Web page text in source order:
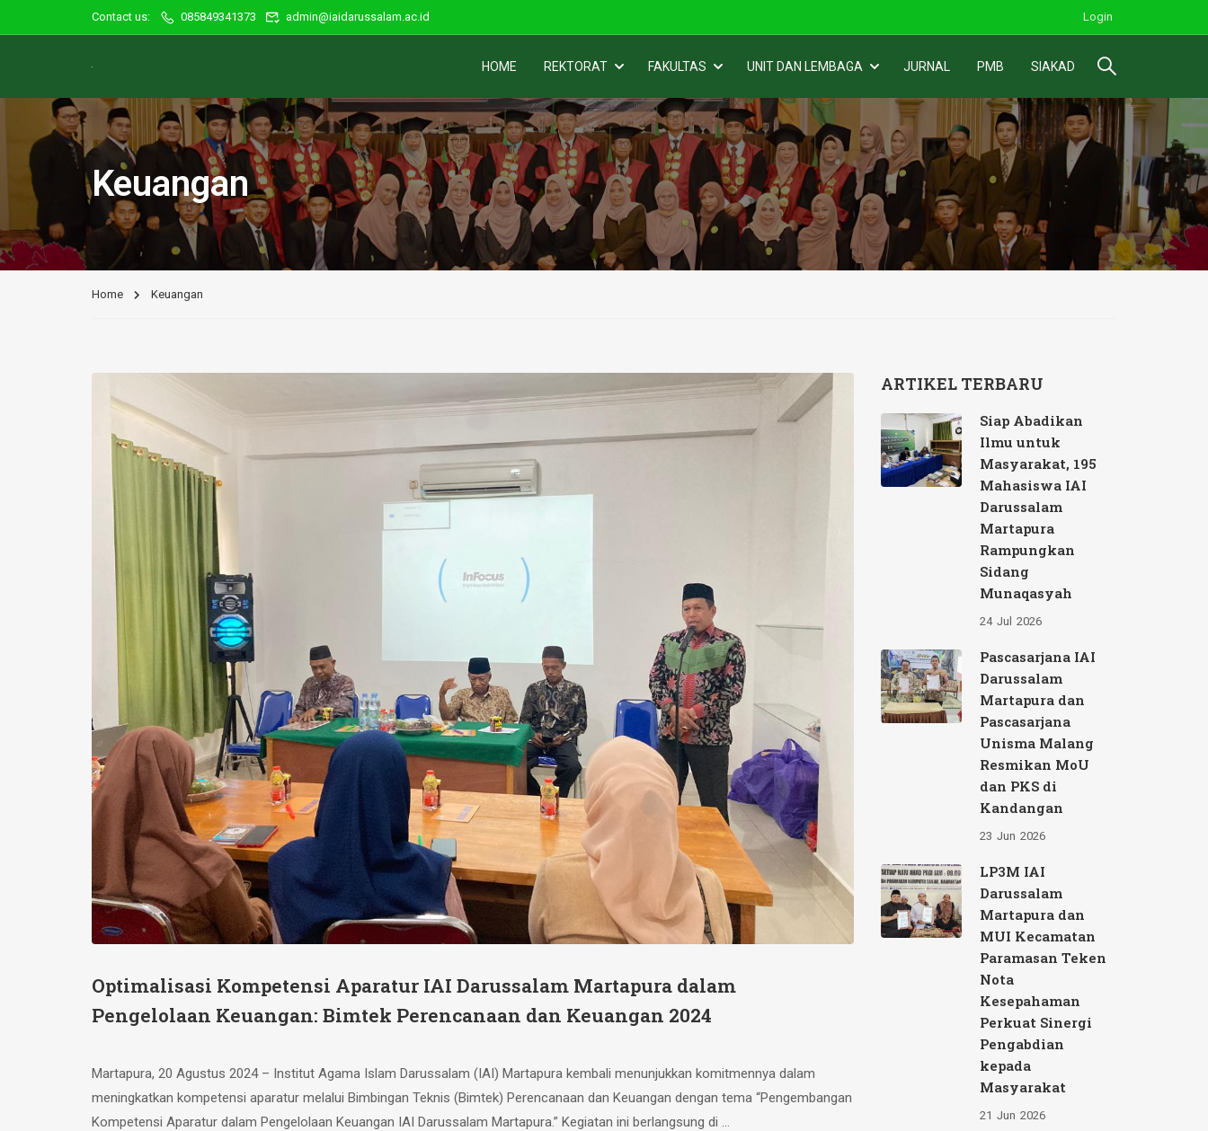
Contact us: 085849341373 admin@iaidarussalam.ac.id Login
HOME REKTORAT FAKULTAS UNIT DAN LEMBAGA JURNAL PMB SIAKAD
Keuangan
Home Keuangan
Optimalisasi Kompetensi Aparatur IAI Darussalam Martapura dalam
Pengelolaan Keuangan: Bimtek Perencanaan dan Keuangan 2024
Martapura, 20 Agustus 2024 – Institut Agama Islam Darussalam (IAI) Martapura kembali menunjukkan komitmennya dalam
meningkatkan kompetensi aparatur melalui Bimbingan Teknis (Bimtek) Perencanaan dan Keuangan dengan tema “Pengembangan
Kompetensi Aparatur dalam Pengelolaan Keuangan IAI Darussalam Martapura.” Kegiatan ini berlangsung di …
ARTIKEL TERBARU
Siap Abadikan
Ilmu untuk
Masyarakat, 195
Mahasiswa IAI
Darussalam
Martapura
Rampungkan
Sidang
Munaqasyah
24 Jul 2026
Pascasarjana IAI
Darussalam
Martapura dan
Pascasarjana
Unisma Malang
Resmikan MoU
dan PKS di
Kandangan
23 Jun 2026
LP3M IAI
Darussalam
Martapura dan
MUI Kecamatan
Paramasan Teken
Nota
Kesepahaman
Perkuat Sinergi
Pengabdian
kepada
Masyarakat
21 Jun 2026